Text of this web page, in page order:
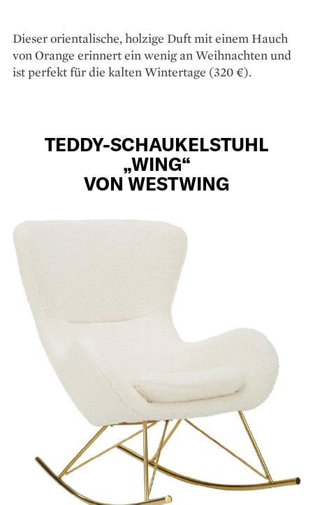
Dieser orientalische, holzige Duft mit einem Hauch
von Orange erinnert ein ­wenig an Weihnachten und
ist perfekt für die kalten Wintertage (320 €).
TEDDY-SCHAUKELSTUHL
„WING“
VON WESTWING